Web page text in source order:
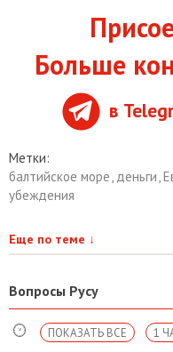
Больше
в
Метки:
балтийское море деньги
убеждения
Еще по теме ↓
Вопросы Русу
1
ПОКАЗАТЬ ВСЕ